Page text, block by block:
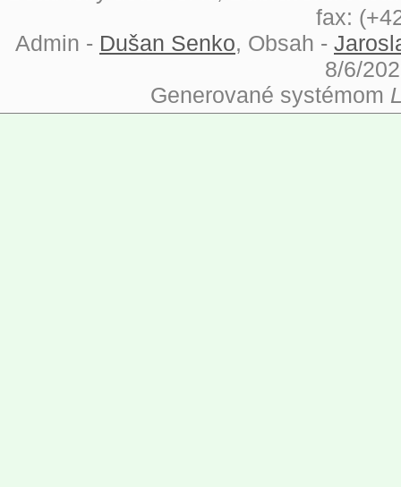
fax:
Admin - Dušan Senko, Obsah -
8/6/
Generované systémom